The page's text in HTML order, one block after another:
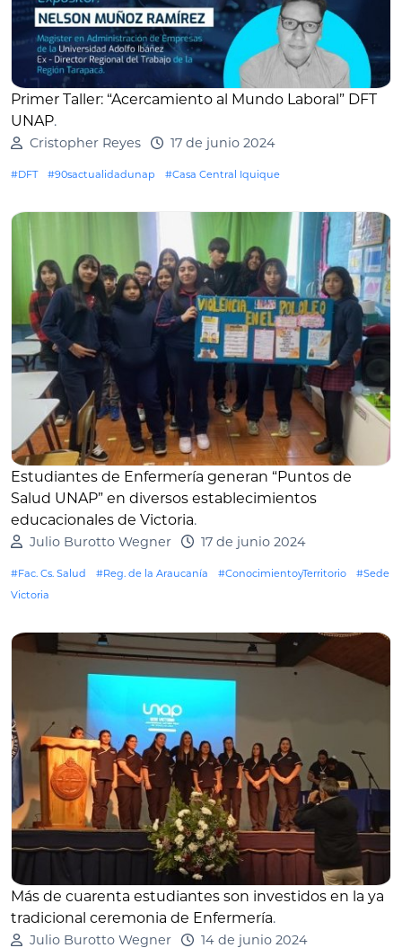
Primer Taller: “Acercamiento al Mundo Laboral” DFT
UNAP.
Cristopher Reyes 17 de junio 2024
#DFT #90sactualidadunap #Casa Central Iquique
Estudiantes de Enfermería generan “Puntos de
Salud UNAP” en diversos establecimientos
educacionales de Victoria.
Julio Burotto Wegner 17 de junio 2024
#Fac. Cs. Salud #Reg. de la Araucanía #ConocimientoyTerritorio
#Sede
Victoria
Más de cuarenta estudiantes son investidos en la ya
tradicional ceremonia de Enfermería.
Julio Burotto Wegner 14 de junio 2024